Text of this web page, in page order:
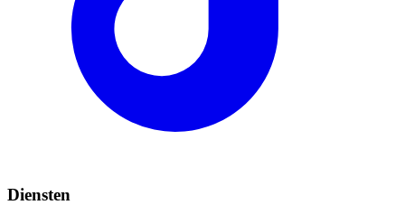
Diensten